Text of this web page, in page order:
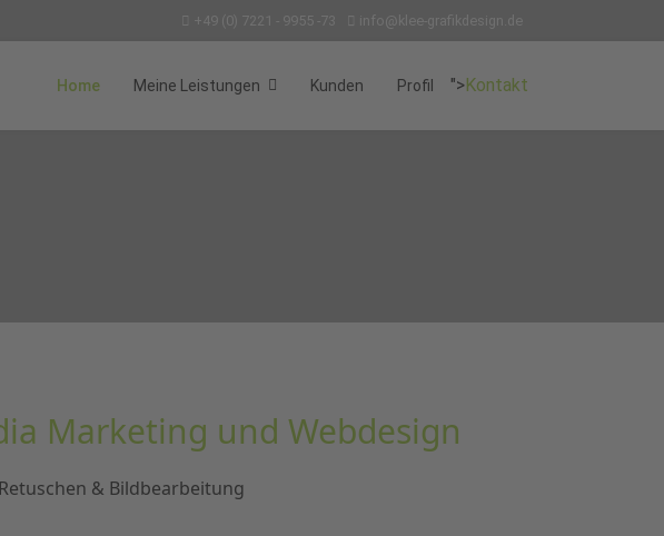
+49 (0) 7221 - 9955 -73 info@klee-grafikdesign.de
Home Meine Leistungen Kunden Profil ">Kontakt
Marketing und Webdesign
& Bildbearbeitung